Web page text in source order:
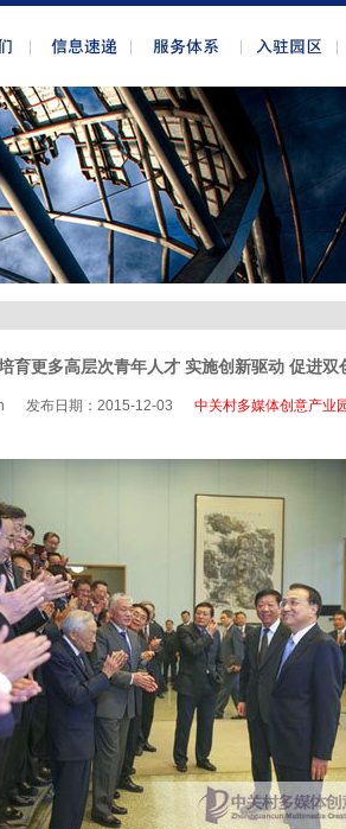
育更多高层次青年人才 实施创新驱动 促进双
发布日期：2015-12-03 中关村多媒体创意产业